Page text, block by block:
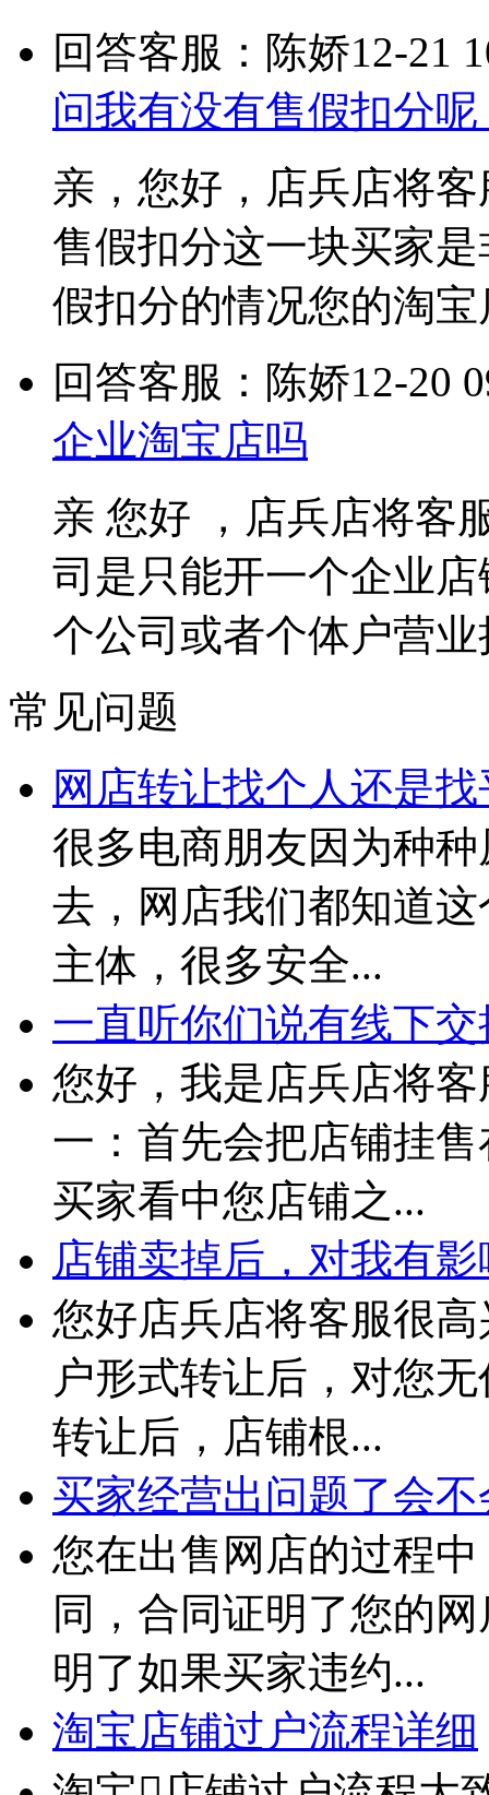
回答客服：陈娇12-21
问我有没有售假扣分呢
亲，您好，店兵店将
售假扣分这一块买家
假扣分的情况您的淘
回答客服：陈娇12-20
企业淘宝店吗
亲 您好 ，店兵店将客
司是只能开一个企业
个公司或者个体户营
常见问题
网店转让找个人还是
很多电商朋友因为种
去，网店我们都知道
主体，很多安全...
一直听你们说有线下
您好，我是店兵店将
一：首先会把店铺挂
买家看中您店铺之...
店铺卖掉后，对我有
您好店兵店将客服很
户形式转让后，对您
转让后，店铺根...
买家经营出问题了会
您在出售网店的过程
同，合同证明了您的
明了如果买家违约...
淘宝店铺过户流程详细